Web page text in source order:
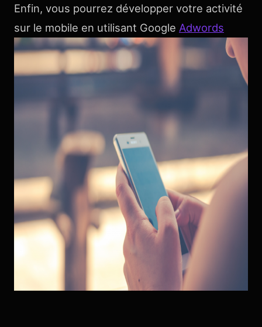
Enfin, vous pourrez développer votre activité
sur le mobile en utilisant Google Adwords